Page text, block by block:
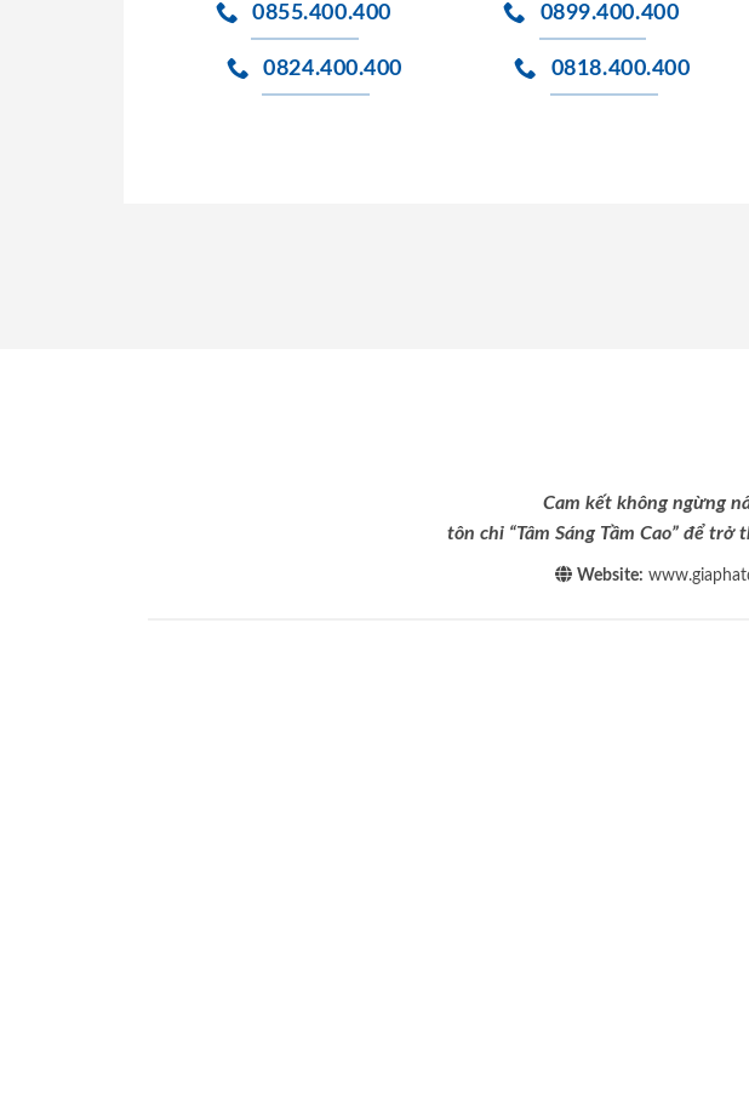
0855.400.400
0824.400.400
0899.400.400
0818.400.400
Cam kết không ngừng
tôn chỉ “Tâm Sáng Tầm Cao” để
Website: